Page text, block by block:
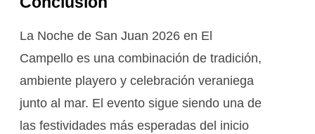
La Noche de San Juan 2026 en El
Campello es una combinación de tradición,
ambiente playero y celebración veraniega
junto al mar. El evento sigue siendo una de
las festividades más esperadas del inicio